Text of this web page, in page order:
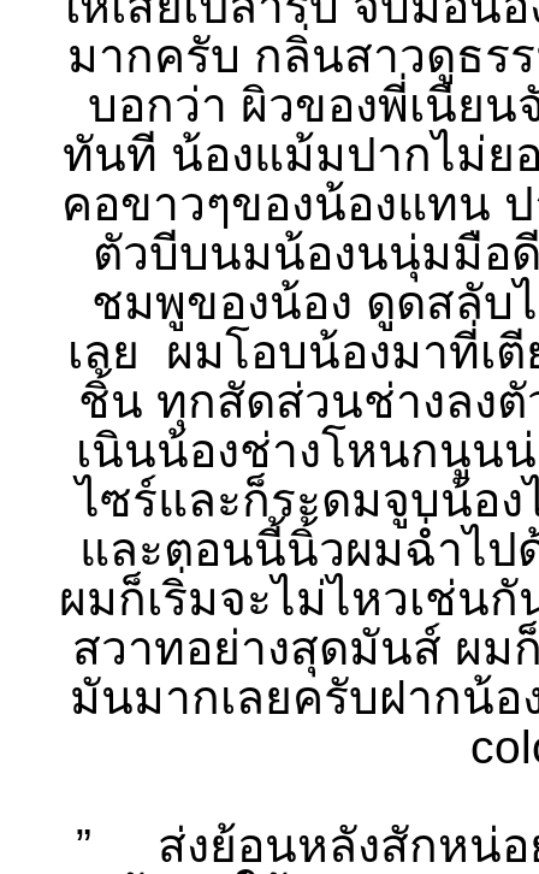
มากครับ กลิ่นสาวดูธร
บอกว่า ผิวของพี่เนีย
ทันที น้องแม้มปากไม่ย
คอขาวๆของน้องแทน
ตัวบีบนมน้องนนุ่มมือ
ชมพูของน้อง ดูดสลับ
เลย ผมโอบน้องมาที่เ
ชิ้น ทุกสัดส่วนช่างลงตั
เนินน้องช่างโหนกนูน
ไซร์และก็ระดมจูบน้อง
และตอนนี้นิ้วผมฉ่ำไป
ผมก็เริ่มจะไม่ไหวเช่นกั
สวาทอย่างสุดมันส์ ผม
มันมากเลยครับฝากน้อ
” ส่งย้อนหลังสักหน่อ